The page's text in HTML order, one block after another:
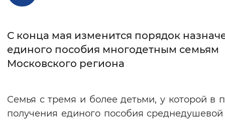
Без засечек С засечками
Интервал между буквами
Цвет сайта
С конца мая изменится порядок
единого пособия многодетным семьям
Московского региона
Семья с тремя и более детьми, у которой в
получения единого пособия